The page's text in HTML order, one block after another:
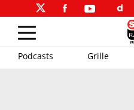
Podcasts Grille